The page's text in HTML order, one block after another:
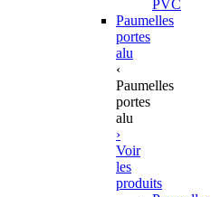
PVC
Paumelles
portes
alu
‹
Paumelles
portes
alu
›
Voir
les
produits